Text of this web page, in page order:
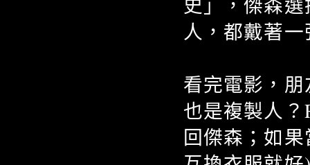
史」，傑森
人，都戴著
看完電影，
也是複製人
回傑森；如